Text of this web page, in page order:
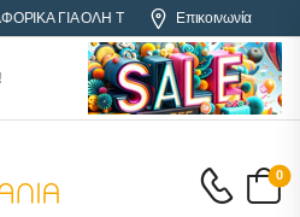
ΓΙΑ ΟΛΗ ΤΗΝ ΕΛΛΑΔΑΕπικοινωνία
0